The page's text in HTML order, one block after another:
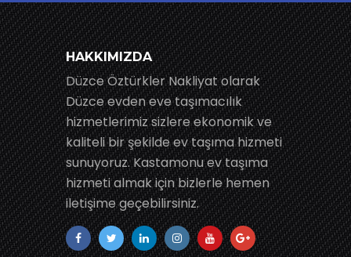
HAKKIMIZDA
Düzce Öztürkler Nakliyat olarak
Düzce evden eve taşımacılık
hizmetlerimiz sizlere ekonomik ve
kaliteli bir şekilde ev taşıma hizmeti
sunuyoruz. Kastamonu ev taşıma
hizmeti almak için bizlerle hemen
iletişime geçebilirsiniz.